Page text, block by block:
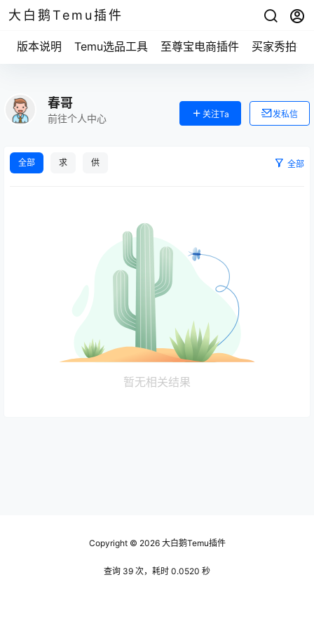
大白鹅Temu插件
版本说明 Temu选品工具 至尊宝电商插件 买家秀拍摄
春哥
前往个人中心 关注Ta 发私信
全部 求 供 全部
暂无相关结果
Copyright © 2026大白鹅Temu插件
查询 39 次，耗时 0.0520 秒